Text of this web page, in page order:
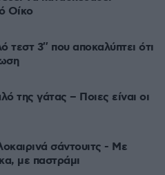
Οίκο
τεστ 3″ που αποκαλύπτει ότι
της γάτας – Ποιες είναι οι
σάντουιτς - Με
με παστράμι